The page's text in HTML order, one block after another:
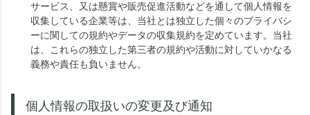
サービス、又は懸賞や販売促進活動などを通して個人情報を
収集している企業等は、当社とは独立した個々のプライバシ
ーに関しての規約やデータの収集規約を定めています。当社
は、これらの独立した第三者の規約や活動に対していかなる
義務や責任も負いません。
個人情報の取扱いの変更及び通知